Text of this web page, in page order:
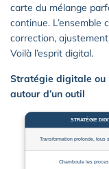
carte du mélange
continue. L’ensemble
correction,
Voilà l’esprit digital.
Stratégie digitale ou
autour d’un outil
STRATÉGIE
Transformation profonde, tous
Chamboule les